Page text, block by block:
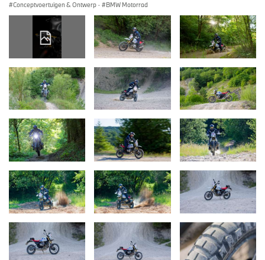
Conceptvoertuigen & Ontwerp · BMW Motorrad